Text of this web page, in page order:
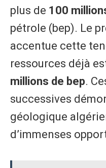
plus de 100
pétrole (bep). Le
accentue cette
ressources déjà
millions de bep.
successives
géologique
d’immenses